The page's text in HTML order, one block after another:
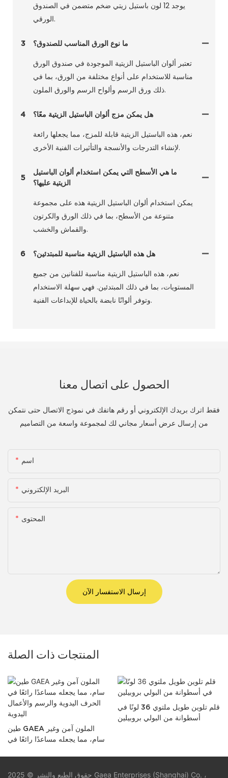
يوجد 12 لون باستيل زيتي ضخم متضمن في الصندوق
الورقي.
3 ما نوع الورق المناسب للصندوق؟
تعتبر ألوان الباستيل الزيتية الموجودة في صندوق الورق
مناسبة للاستخدام على أنواع مختلفة من الورق، بما في
ذلك ورق الرسم وألواح الرسم والورق الملون.
4 هل يمكن مزج ألوان الباستيل الزيتية معًا؟
نعم، هذه الباستيل الزيتية قابلة للمزج، مما يجعلها رائعة
لإنشاء التدرجات والأنسجة والتأثيرات الفنية الأخرى.
5
ما هي الأسطح التي يمكن استخدام ألوان الباستيل
الزيتية عليها؟
يمكن استخدام ألوان الباستيل الزيتية هذه على مجموعة
متنوعة من الأسطح، بما في ذلك الورق والكرتون
والقماش والخشب.
6 هل هذه الباستيل الزيتية مناسبة للمبتدئين؟
نعم، هذه الباستيل الزيتية مناسبة للفنانين من جميع
المستويات، بما في ذلك المبتدئين. فهي سهلة الاستخدام
وتوفر ألوانًا نابضة بالحياة للإبداعات الفنية.
الحصول على اتصال معنا
فقط اترك بريدك الإلكتروني أو رقم هاتفك في نموذج الاتصال حتى نتمكن
من إرسال عرض أسعار مجاني لك لمجموعة واسعة من التصاميم
اسم
البريد الإلكتروني
المحتوى
إرسال الاستفسار الآن
المنتجات ذات الصلة
طين GAEA الملون آمن وغير
سام، مما يجعله مساعدًا رائعًا في
قلم تلوين طويل ملتوي 36 لونًا في
أسطوانة من البولي بروبيلين
حقوق الطبع والنشر © 2025 Gaea Enterprises (Shanghai) Co. ،